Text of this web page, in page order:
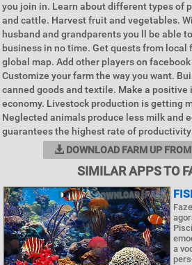
you join in. Learn about different types of
and cattle. Harvest fruit and vegetables.
husband and grandparents you ll be able
business in no time. Get quests from
global map. Add other players on
Customize your farm the way you want.
canned goods and textile. Make a positive
economy. Livestock production is getting
Neglected animals produce less milk and
guarantees the highest rate of
DOWNLOAD FARM UP
SIMILAR APPS TO
a